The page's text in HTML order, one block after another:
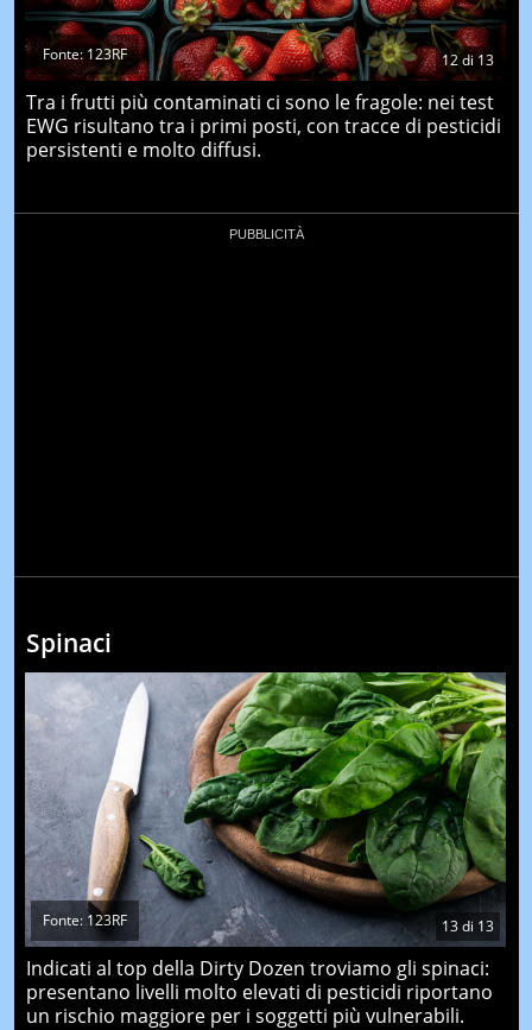
12di13
Fonte: 123RF
Tra i frutti più contaminati ci sono le fragole: nei test
EWG risultano tra i primi posti, con tracce di pesticidi
persistenti e molto diffusi.
Spinaci
13di 13
Fonte: 123RF
Indicati al top della Dirty Dozen troviamo gli spinaci:
presentano livelli molto elevati di pesticidi riportano
un rischio maggiore per i soggetti più vulnerabili.